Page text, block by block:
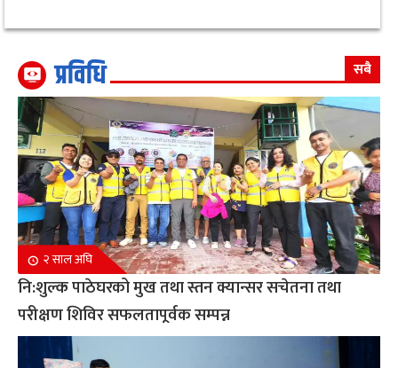
प्रविधि सबै
२ साल अघि
नि:शुल्क पाठेघरको मुख तथा स्तन क्यान्सर सचेतना तथा
परीक्षण शिविर सफलतापूर्वक सम्पन्न